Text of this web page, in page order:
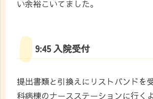
い余裕こいてました。
9:45 入院受付
提出書類と引換えにリストバンドを
科病棟のナースステーションに行く